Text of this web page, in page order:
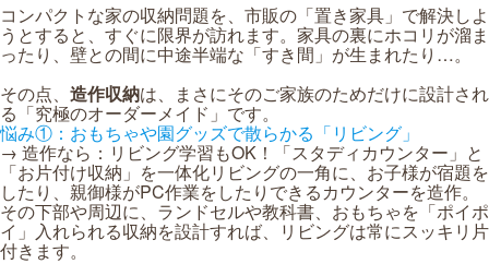
コンパクトな家の収納問題を、市販の「置き家具」で解決しよ
うとすると、すぐに限界が訪れます。家具の裏にホコリが溜ま
ったり、壁との間に中途半端な「すき間」が生まれたり…。
その点、 造作収納は、まさにそのご家族のためだけに設計され
る「究極のオーダーメイド」です。
悩み①：おもちゃや園グッズで散らかる「リビング」
→ 造作なら：リビング学習もOK！「スタディカウンター」と
「お片付け収納」を一体化リビングの一角に、お子様が宿題を
したり、親御様がPC作業をしたりできるカウンターを造作。
その下部や周辺に、ランドセルや教科書、おもちゃを「ポイポ
イ」入れられる収納を設計すれば、リビングは常にスッキリ片
付きます。